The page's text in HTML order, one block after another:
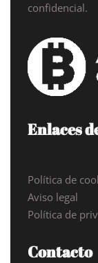
confidencial.
Enlaces
Política de
Aviso legal
Política de
Contacto